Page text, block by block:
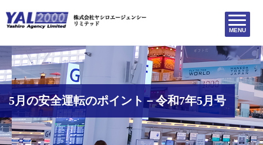
MENU
5月の安全運転のポイント－令和7年5月号